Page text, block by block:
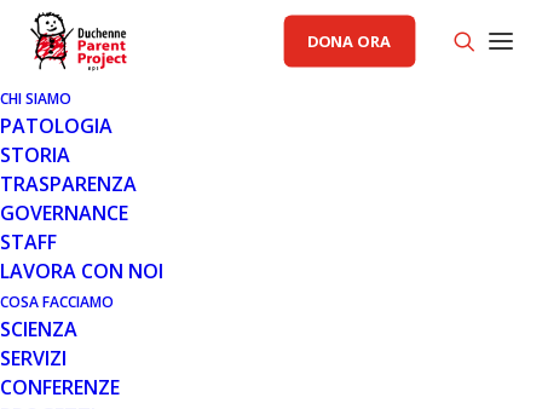
DONA ORA
CHI SIAMO
PATOLOGIA
STORIA
TRASPARENZA
GOVERNANCE
STAFF
LAVORA CON NOI
COSA FACCIAMO
SCIENZA
SERVIZI
CONFERENZE
GENERALE,RACCOLTA FONDI PP
30 SET 2020
RITORNA "L'EMOZIONE DI MAI"
A VELLETRI